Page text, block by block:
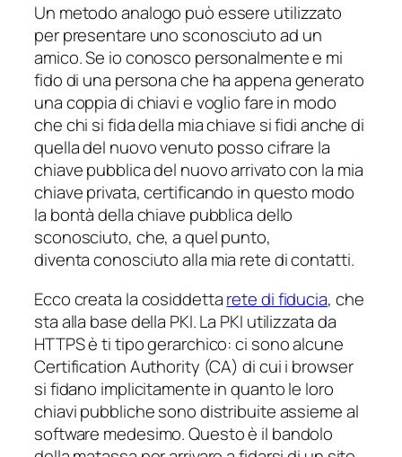
Un metodo analogo può essere utilizzato
perpresentare uno sconosciuto ad un
amico. Se io conosco personalmente e mi
fido di una persona che ha appena generato
una coppia di chiavi e voglio fare in modo
che chi si fida della mia chiave si fidi anche di
quella del nuovo venuto posso cifrare la
chiave pubblica del nuovo arrivato con la mia
chiave privata,certificando in questo modo
la bontà della chiave pubblica dello
sconosciuto, che, a quel punto,
diventaconosciutoalla mia rete di contatti.
Ecco creata la cosiddettarete di fiducia, che
sta alla base della PKI. La PKI utilizzata da
HTTPS è ti tipo gerarchico: ci sono alcune
Certification Authority (CA) di cui i browser
si fidano implicitamente in quanto le loro
chiavi pubbliche sono distribuite assieme al
software medesimo. Questo è il bandolo